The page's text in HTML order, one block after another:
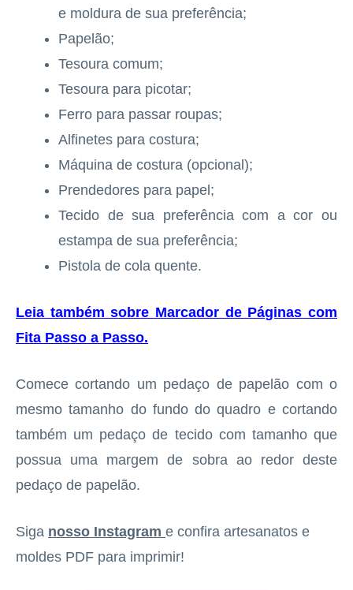
e moldura de sua preferência;
Papelão;
Tesoura comum;
Tesoura para picotar;
Ferro para passar roupas;
Alfinetes para costura;
Máquina de costura (opcional);
Prendedores para papel;
Tecido de sua preferência com a cor ou
estampa de sua preferência;
Pistola de cola quente.
Leia também sobre Marcador de Páginas com
Fita Passo a Passo.
Comece cortando um pedaço de papelão com o
mesmo tamanho do fundo do quadro e cortando
também um pedaço de tecido com tamanho que
possua uma margem de sobra ao redor deste
pedaço de papelão.
Siga nosso Instagram e confira artesanatos e
moldes PDF para imprimir!